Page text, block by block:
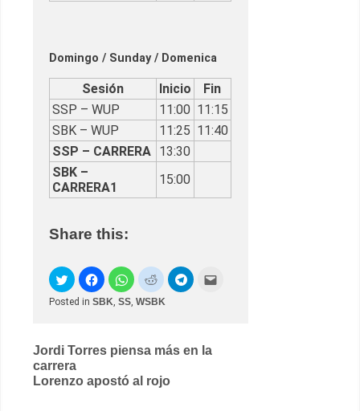
Domingo / Sunday / Domenica
Sesión Inicio
Fin
SSP – WUP
11:00 11:15
SBK – WUP
11:25 11:40
SSP – CARRERA 13:30
SBK –
CARRERA1
15:00
Share this:
Posted in SBK SS WSBK
Post
navigation
Jordi Torres piensa más en la
carrera
Lorenzo apostó al rojo